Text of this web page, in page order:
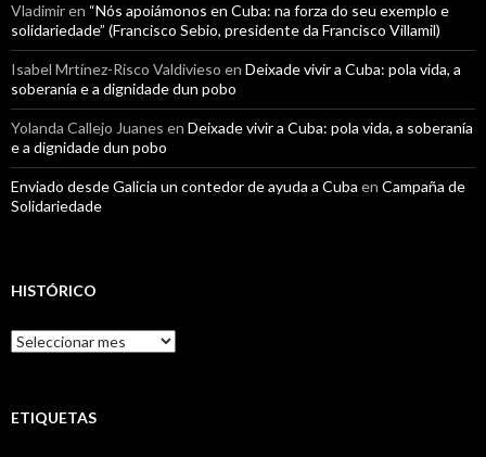
Vladimiren “Nós apoiámonos en Cuba: na forza do seu exemplo e
solidariedade” (Francisco Sebio, presidente da Francisco Villamil)
Isabel Mrtínez-Risco Valdivieso en Deixade vivir a Cuba: pola vida, a
soberanía e a dignidade dun pobo
Yolanda Callejo Juanes en Deixade vivir a Cuba: pola vida, a soberanía
e a dignidade dun pobo
Enviado desde Galicia un contedor de ayuda a Cuba en Campaña de
Solidariedade
HISTÓRICO
Histórico
ETIQUETAS